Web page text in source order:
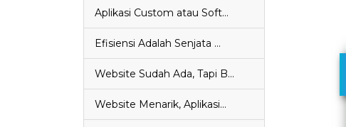
Aplikasi Custom atau Soft…
Efisiensi Adalah Senjata …
Website Sudah Ada, Tapi B…
Website Menarik, Aplikasi…